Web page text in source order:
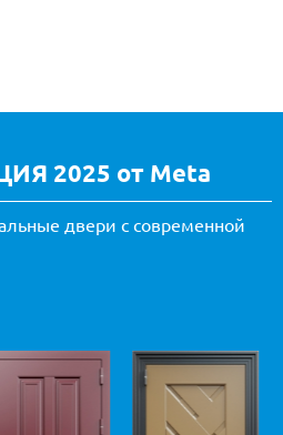
2025 от Meta
двери с современной